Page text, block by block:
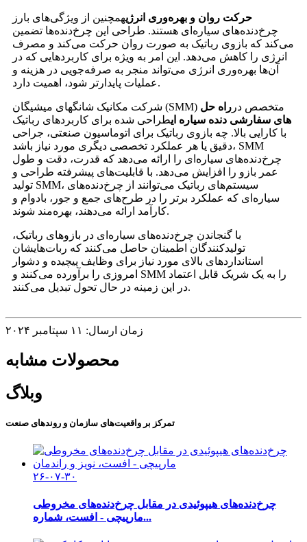
حرکت روان و بهره‌وری انرژیهمچنین از ویژگی‌های بارز
چرخ‌دنده‌های سیاره‌ای هستند. طراحی این چرخ‌دنده‌ها تضمین
می‌کند که بازوی رباتیک به صورت روان حرکت می‌کند و مصرف
انرژی را کاهش می‌دهد. این امر به ویژه برای کاربردهایی که در
آن‌ها بهره‌وری انرژی می‌تواند منجر به صرفه‌جویی در هزینه و
عملیات پایدارتر شود، اهمیت دارد.
شرکت مکانیک شانگهای میشیگان (SMM) متخصص در راه حل
های سفارشی دنده سیاره ایطراحی شده برای کاربردهای رباتیک
با کارایی بالا. چه بازوی رباتیک برای اتوماسیون صنعتی، جراحی
دقیق یا هر عملکرد تخصصی دیگری مورد نیاز باشد، SMM
چرخ‌دنده‌های سیاره‌ای را ارائه می‌دهد که قدرت، دقت و طول
عمر بازو را افزایش می‌دهد. با قابلیت‌های پیشرفته طراحی و
تولید SMM، سیستم‌های رباتیک می‌توانند از چرخ‌دنده‌های
سیاره‌ای که عملکرد برتر را در طرح‌های جمع و جور، بادوام و
کارآمد ارائه می‌دهند، بهره‌مند شوند.
با گنجاندن چرخ‌دنده‌های سیاره‌ای در بازوهای رباتیک،
تولیدکنندگان اطمینان حاصل می‌کنند که ربات‌هایشان
استانداردهای بالای مورد نیاز برای وظایف پیچیده و دشوار
امروزی را برآورده می‌کنند و SMM را به یک شریک قابل اعتماد
در این زمینه در حال تحول تبدیل می‌کنند.
زمان ارسال: ۱۱ سپتامبر ۲۰۲۴
محصولات مشابه
وبلاگ
تمرکز بر واقعیت‌های سازمان و روندهای صنعت
۲۶-۰۷-۳۰
چرخ‌دنده‌های هیپوئیدی در مقابل چرخ‌دنده‌های مخروطی
مارپیچی - افست، شماره...